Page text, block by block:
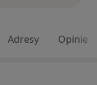
Adresy Opinie